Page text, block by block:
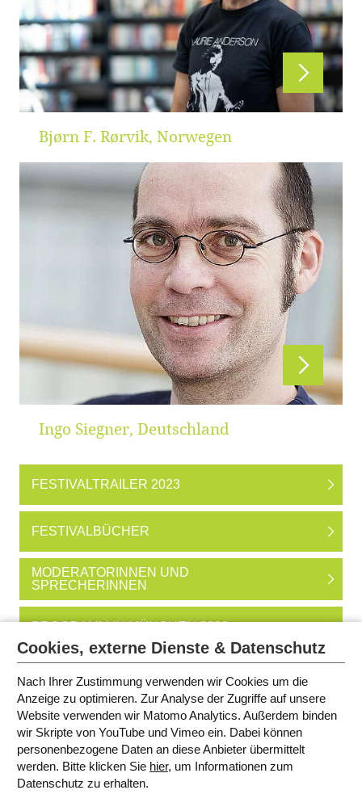
Bjørn F. Rørvik, Norwegen
Ingo Siegner, Deutschland
FESTIVALTRAILER 2023
FESTIVALBÜCHER
MODERATORINNEN UND
SPRECHERINNEN
PROGRAMM IN MÜNCHEN 2023
FÖRDERER
SITEMAP
IMPRESSUM
Cookies, externe Dienste & Datenschutz
Nach Ihrer Zustimmung verwenden wir Cookies um die
Anzeige zu optimieren. Zur Analyse der Zugriffe auf unsere
Website verwenden wir Matomo Analytics. Außerdem binden
wir Skripte von YouTube und Vimeo ein. Dabei können
personenbezogene Daten an diese Anbieter übermittelt
werden. Bitte klicken Sie hier, um Informationen zum
Datenschutz zu erhalten.